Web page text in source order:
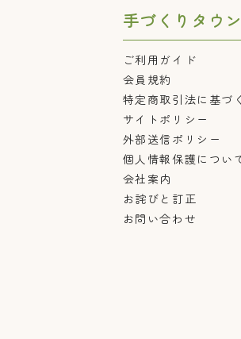
手づくりタウ
ご利用ガイド
会員規約
特定商取引法に基づ
サイトポリシー
外部送信ポリシー
個人情報保護につい
会社案内
お詫びと訂正
お問い合わせ